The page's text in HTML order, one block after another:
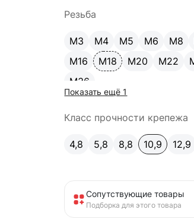
Резьба
М3 М4 М5 М6 М8
М16
М18 М20 М22
М36
Показать ещё 1
Класс прочности крепежа
4,8 5,8 8,8 10,9 12,9
Сопутствующие товары
Подборка для этого товара